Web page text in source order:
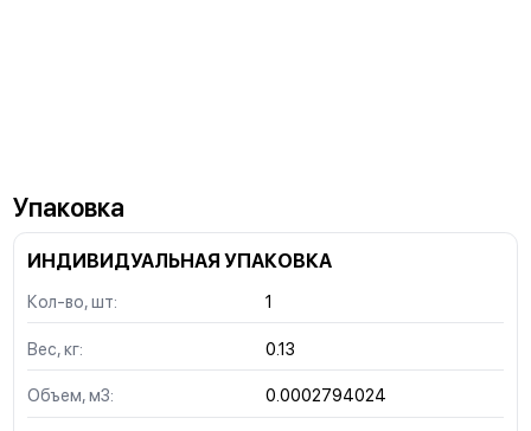
Упаковка
ИНДИВИДУАЛЬНАЯ УПАКОВКА
Кол-во, шт: 1
Вес, кг: 0.13
Объем, м3: 0.0002794024